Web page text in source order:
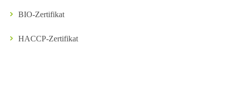
BIO-Zertifikat
HACCP-Zertifikat